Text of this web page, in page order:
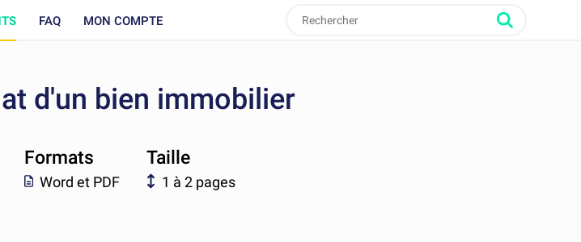
FAQ MON COMPTE
d'un bien immobilier
Formats
Word et PDF
Taille
1 à 2 pages